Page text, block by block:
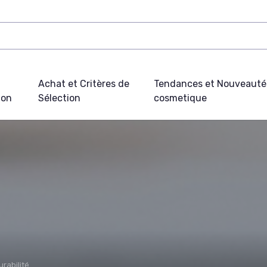
Achat et Critères de
Sélection
Tendances et
cosmetique